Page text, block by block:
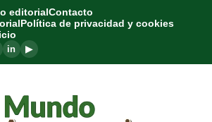
editorialContacto
Política de privacidad y cookies
in ▶